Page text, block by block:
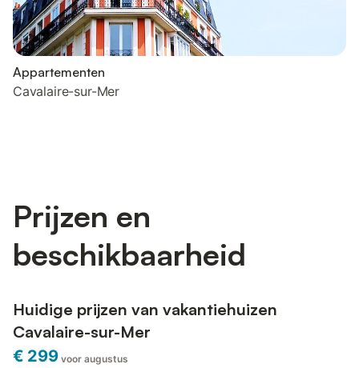
Appartementen
Cavalaire-sur-Mer
Prijzen en
beschikbaarheid
Huidige prijzen van vakantiehuizen
Cavalaire-sur-Mer
€ 299 voor augustus